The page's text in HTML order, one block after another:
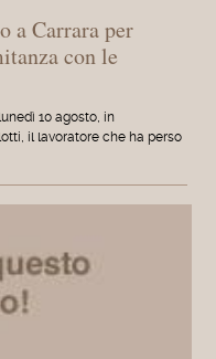
a Carrara per
con le
10 agosto, in
il lavoratore che ha perso